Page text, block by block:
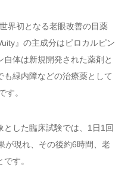
界初となる老眼改善の目薬
』の主成分はピロカルピン
体は新規開発された薬剤と
緑内障などの治療薬として
す。
した臨床試験では、1日1回
が現れ、その後約6時間、老
す。